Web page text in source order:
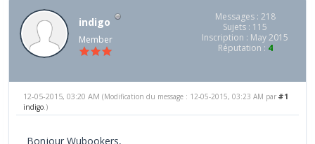
indigo
Member
Messages : 218
Sujets : 115
Inscription : May 2015
Réputation : 4
#1
12-05-2015, 03:20 AM (Modification du message : 12-05-2015, 03:23 AM par
indigo .)
Bonjour Wubookers,